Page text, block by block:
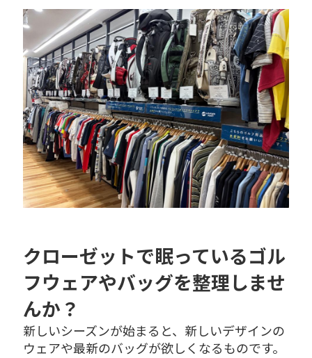
クローゼットで眠っているゴル
フウェアやバッグを整理しませ
んか？
新しいシーズンが始まると、新しいデザインの
ウェアや最新のバッグが欲しくなるものです。